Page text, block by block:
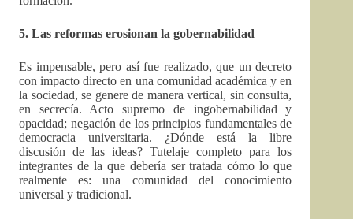
5. Las reformas erosionan la gobernabilidad
Es impensable, pero así fue realizado, que un decreto
con impacto directo en una comunidad académica y en
la sociedad, se genere de manera vertical, sin consulta,
en secrecía. Acto supremo de ingobernabilidad y
opacidad; negación de los principios fundamentales de
democracia universitaria. ¿Dónde está la libre
discusión de las ideas? Tutelaje completo para los
integrantes de la que debería ser tratada cómo lo que
realmente es: una comunidad del conocimiento
universal y tradicional.